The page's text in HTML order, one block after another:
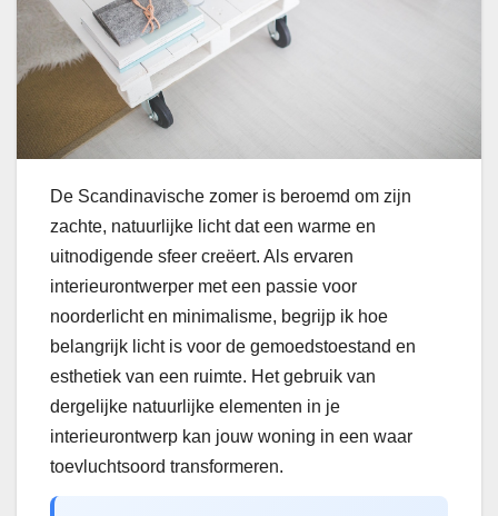
De Scandinavische zomer is beroemd om zijn
zachte, natuurlijke licht dat een warme en
uitnodigende sfeer creëert. Als ervaren
interieurontwerper met een passie voor
noorderlicht en minimalisme, begrijp ik hoe
belangrijk licht is voor de gemoedstoestand en
esthetiek van een ruimte. Het gebruik van
dergelijke natuurlijke elementen in je
interieurontwerp kan jouw woning in een waar
toevluchtsoord transformeren.